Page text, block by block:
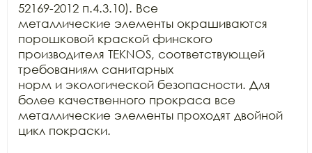
52169-2012 п.4.3.10). Все
металлические элементы окрашиваются
порошковой краской финского
производителя TEKNOS, соответствующей
требованиям санитарных
норм и экологической безопасности. Для
более качественного прокраса все
металлические элементы проходят двойной
цикл покраски.